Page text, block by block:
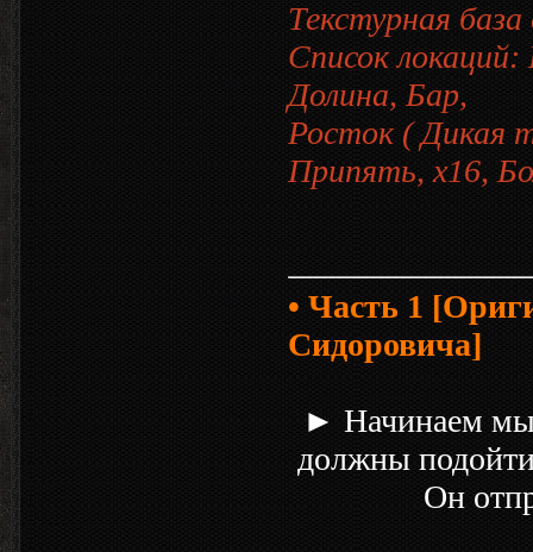
Текстурная
Список
Долина, Бар,
Росток ( Дикая
Припять, x16,
• Часть 1
Сидоровича]
► Начинаем мы
должны
Он